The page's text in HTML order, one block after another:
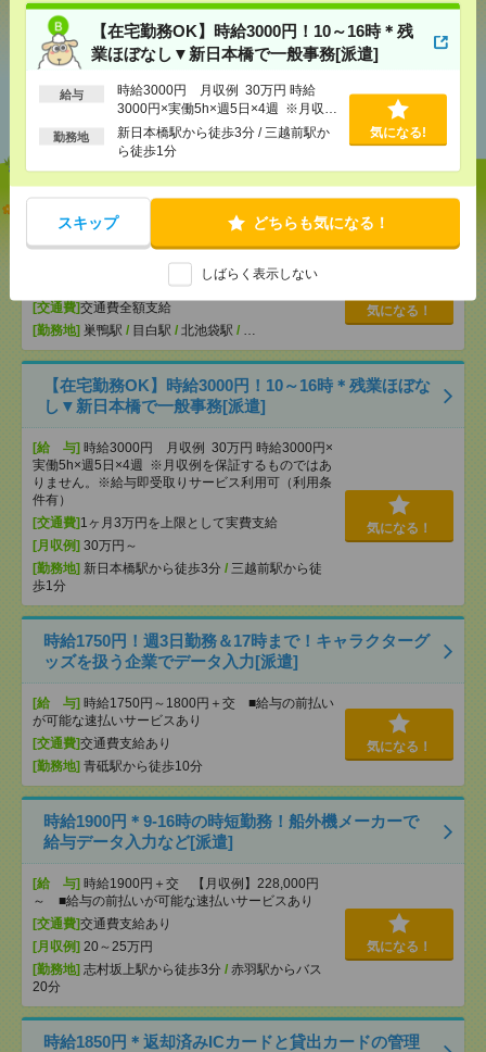
【在宅勤務OK】時給3000円！10～16時＊残
業ほぼなし▼新日本橋で一般事務[派遣]
給与
時給3000円 月収例 30万円 時給
3000円×実働5h×週5日×4週 ※月収例
を保証するものではありません。※給
与即受取りサービス利用可（利用条件
勤務地
新日本橋駅から徒歩3分 / 三越前駅か
ら徒歩1分
気になる!
スキップ どちらも気になる！
しばらく表示しない
気になる！
あなたの閲覧履歴からの
おすすめ
【オープニング募集】おばあちゃんのお散歩付き添
いも仕事の1つ[派遣]
無資格未経験：時給1500円～ ■週払い
OK ■扶養内OK ■日収1万2000円以上
[交通費]交通費全額支給
[勤務地] 巣鴨駅 / 目白駅 / 北池袋駅 /
気になる！
【在宅勤務OK】時給3000円！10～16時＊残業ほぼな
し▼新日本橋で一般事務[派遣]
[給 与] 時給3000円 月収例 30万円 時給3000円×
実働5h×週5日×4週 ※月収例を保証するものではあ
りません。※給与即受取りサービス利用可（利用条
件有）
[交通費]1ヶ月3万円を上限として実費支給
[月収例] 30万円～
[勤務地] 新日本橋駅から徒歩3分 / 三越前駅から徒
歩1分
気になる！
時給1750円！週3日勤務＆17時まで！キャラクターグ
ッズを扱う企業でデータ入力[派遣]
[給 与] 時給1750円～1800円＋交 ■給与の前払い
が可能な速払いサービスあり
[交通費]交通費支給あり
[勤務地] 青砥駅から徒歩10分
気になる！
時給1900円＊9-16時の時短勤務！船外機メーカーで
給与データ入力など[派遣]
[給 与] 時給1900円＋交 【月収例】228,000円
～ ■給与の前払いが可能な速払いサービスあり
[交通費]交通費支給あり
[月収例] 20～25万円
[勤務地] 志村坂上駅から徒歩3分 / 赤羽駅からバス
20分
気になる！
時給1850円＊返却済みICカードと貸出カードの管理